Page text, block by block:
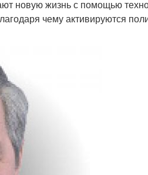
новую жизнь с помощью
чему активируются